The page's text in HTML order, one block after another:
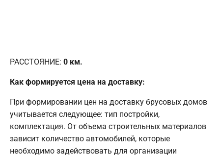
РАССТОЯНИЕ: 0 км.
Как формируется цена на доставку:
При формировании цен на доставку брусовых домов
учитывается следующее: тип постройки,
комплектация. От объема строительных материалов
зависит количество автомобилей, которые
необходимо задействовать для организации